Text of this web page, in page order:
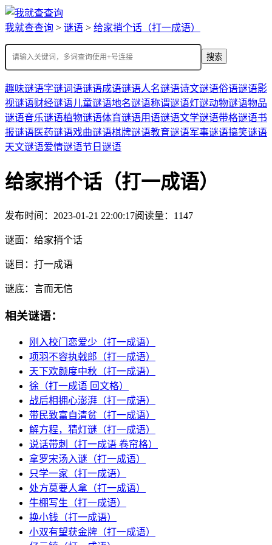
我就查查询 > 谜语 > 给家捎个话（打一成语）
搜索
趣味谜语字谜词语谜语成语谜语人名谜语诗文谜语俗语谜语影
视谜语财经谜语儿童谜语地名谜语称谓谜语灯谜动物谜语物品
谜语音乐谜语植物谜语体育谜语用语谜语文学谜语带格谜语书
报谜语医药谜语戏曲谜语棋牌谜语教育谜语军事谜语搞笑谜语
天文谜语爱情谜语节日谜语
给家捎个话（打一成语）
发布时间：2023-01-21 22:00:17阅读量：1147
谜面： 给家捎个话
谜目： 打一成语
谜底： 言而无信
相关谜语：
刚入校门恋爱少（打一成语）
项羽不容执戟郎（打一成语）
天下欢颜度中秋（打一成语）
徐（打一成语 回文格）
战后相拥心澎湃（打一成语）
带民致富自清贫（打一成语）
解方程，猜灯谜（打一成语）
说话带刺（打一成语 卷帘格）
拿罗宋汤入谜（打一成语）
只学一家（打一成语）
处方莫要人拿（打一成语）
牛棚写生（打一成语）
换小钱（打一成语）
小双有望获金牌（打一成语）